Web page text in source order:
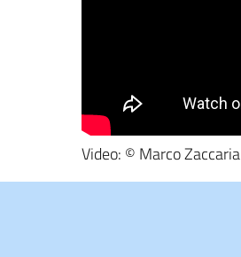
Video: © Marco Zaccaria